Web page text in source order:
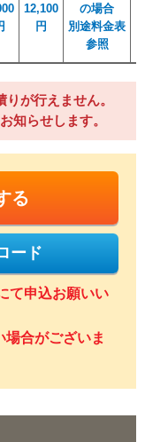
12,100
円
の場合
別途料金表
参照
12,100
円
の場合
別途料金表
参照
が行えません。
知らせします。
る
ード
て申込お願いい
合がございま